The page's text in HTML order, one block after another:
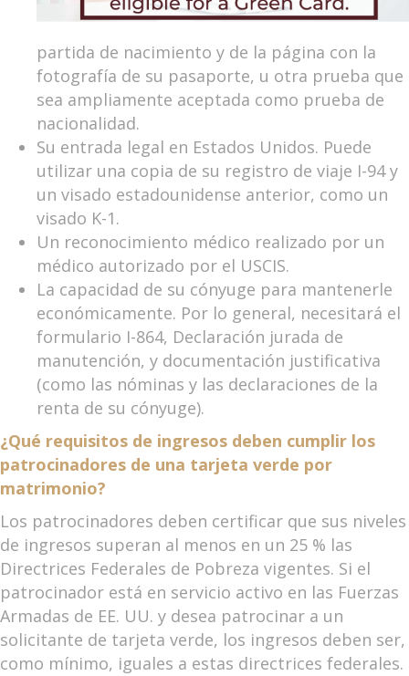
partida de nacimiento y de la página con la
fotografía de su pasaporte, u otra prueba que
sea ampliamente aceptada como prueba de
nacionalidad.
Su entrada legal en Estados Unidos. Puede
utilizar una copia de su registro de viaje I-94 y
un visado estadounidense anterior, como un
visado K-1.
Un reconocimiento médico realizado por un
médico autorizado por el USCIS.
La capacidad de su cónyuge para mantenerle
económicamente. Por lo general, necesitará el
formulario I-864, Declaración jurada de
manutención, y documentación justificativa
(como las nóminas y las declaraciones de la
renta de su cónyuge).
¿Qué requisitos de ingresos deben cumplir los
patrocinadores de una tarjeta verde por
matrimonio?
Los patrocinadores deben certificar que sus niveles
de ingresos superan al menos en un 25 % las
Directrices Federales de Pobreza vigentes. Si el
patrocinador está en servicio activo en las Fuerzas
Armadas de EE. UU. y desea patrocinar a un
solicitante de tarjeta verde, los ingresos deben ser,
como mínimo, iguales a estas directrices federales.